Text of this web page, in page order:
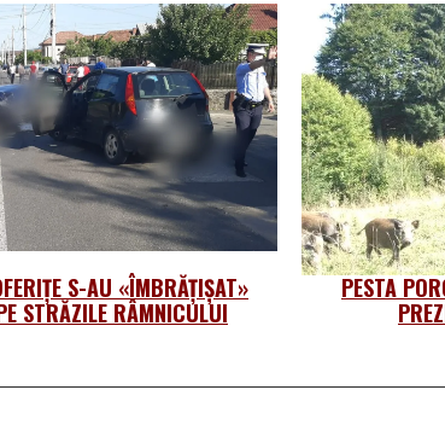
S-AU «ÎMBRĂȚIȘAT»
STRĂZILE RÂMNICULUI
PESTA